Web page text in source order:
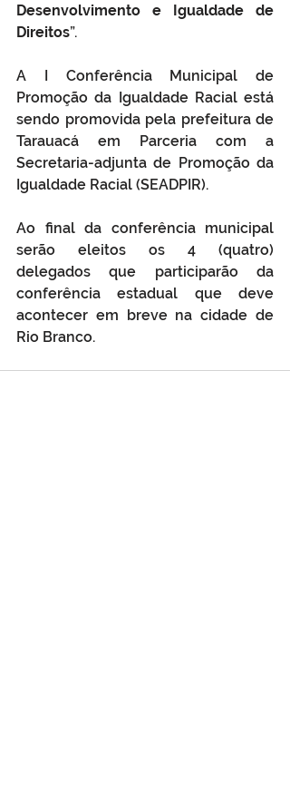
Desenvolvimento e Igualdade de
Direitos”.
A I Conferência Municipal de
Promoção da Igualdade Racial está
sendo promovida pela prefeitura de
Tarauacá em Parceria com a
Secretaria-adjunta de Promoção da
Igualdade Racial (SEADPIR).
Ao final da conferência municipal
serão eleitos os 4 (quatro)
delegados que participarão da
conferência estadual que deve
acontecer em breve na cidade de
Rio Branco.